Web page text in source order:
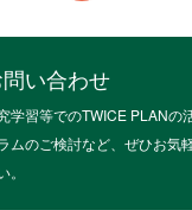
い合わせ
学習等でのTWICE PLANの
ムのご検討など、ぜひお気
。